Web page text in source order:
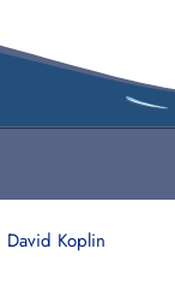
David Koplin